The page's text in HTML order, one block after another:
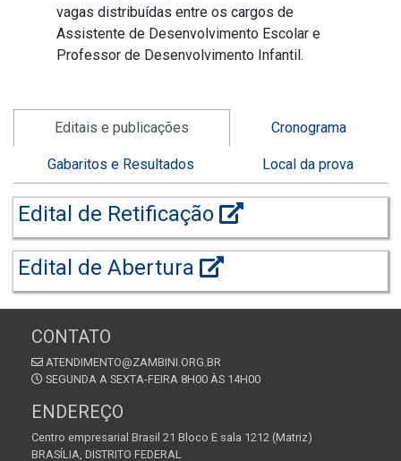
vagas distribuídas entre os cargos de
Assistente de Desenvolvimento Escolar e
Professor de Desenvolvimento Infantil.
Editais e publicações Cronograma
Gabaritos e Resultados Local da prova
Edital de Retificação
Edital de Abertura
CONTATO
ATENDIMENTO@ZAMBINI.ORG.BR
SEGUNDA A SEXTA-FEIRA 8H00 ÀS 14H00
ENDEREÇO
Centro empresarial Brasil 21 Bloco E sala 1212 (Matriz)
BRASÍLIA, DISTRITO FEDERAL